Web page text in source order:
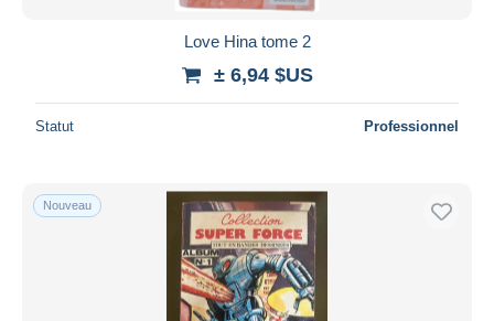
Love Hina tome 2
± 6,94 $US
Statut Professionnel
Nouveau